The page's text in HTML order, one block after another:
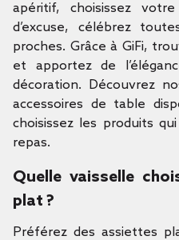
apéritif, choisissez
d’excuse, célébrez
proches. Grâce à GiFi,
et apportez de
décoration. Découvrez
accessoires de table
choisissez les produits
repas.
Quelle vaisselle
plat ?
Préférez des assiettes